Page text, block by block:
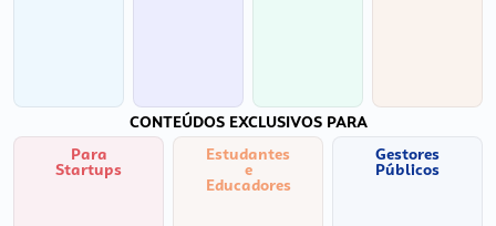
CONTEÚDOS EXCLUSIVOS PARA
Para
Startups
Estudantes
e
Educadores
Gestores
Públicos